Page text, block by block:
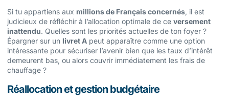
Si tu appartiens aux millions de Français concernés, il est
judicieux de réfléchir à l’allocation optimale de ce versement
inattendu. Quelles sont les priorités actuelles de ton foyer ?
Épargner sur un livret A peut apparaître comme une option
intéressante pour sécuriser l’avenir bien que les taux d’intérêt
demeurent bas, ou alors couvrir immédiatement les frais de
chauffage ?
Réallocation et gestion budgétaire